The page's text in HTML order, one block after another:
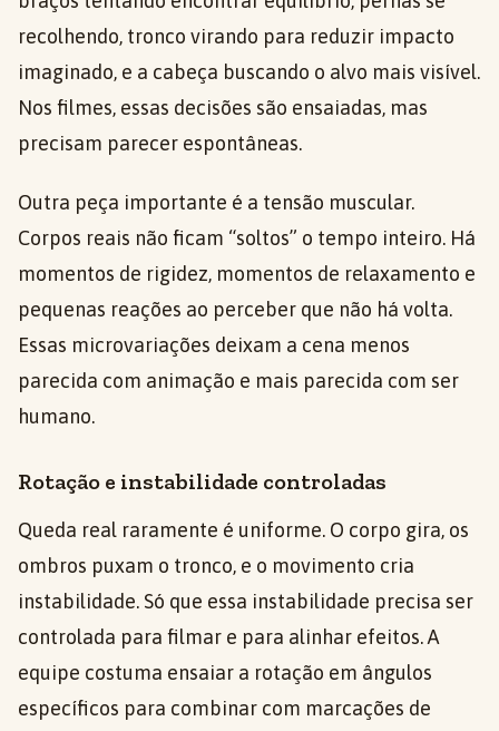
recolhendo, tronco virando para reduzir impacto
imaginado, e a cabeça buscando o alvo mais visível.
Nos filmes, essas decisões são ensaiadas, mas
precisam parecer espontâneas.
Outra peça importante é a tensão muscular.
Corpos reais não ficam “soltos” o tempo inteiro. Há
momentos de rigidez, momentos de relaxamento e
pequenas reações ao perceber que não há volta.
Essas microvariações deixam a cena menos
parecida com animação e mais parecida com ser
humano.
Rotação e instabilidade controladas
Queda real raramente é uniforme. O corpo gira, os
ombros puxam o tronco, e o movimento cria
instabilidade. Só que essa instabilidade precisa ser
controlada para filmar e para alinhar efeitos. A
equipe costuma ensaiar a rotação em ângulos
específicos para combinar com marcações de